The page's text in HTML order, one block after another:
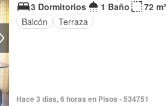
3 Dormitorios
1 Baño
72 m²
Balcón
Terraza
Hace 3 días, 6 horas en Pisos - 534751